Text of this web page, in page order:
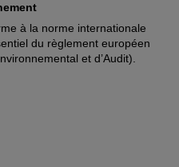
à la norme internationale
du règlement européen
et d’Audit).